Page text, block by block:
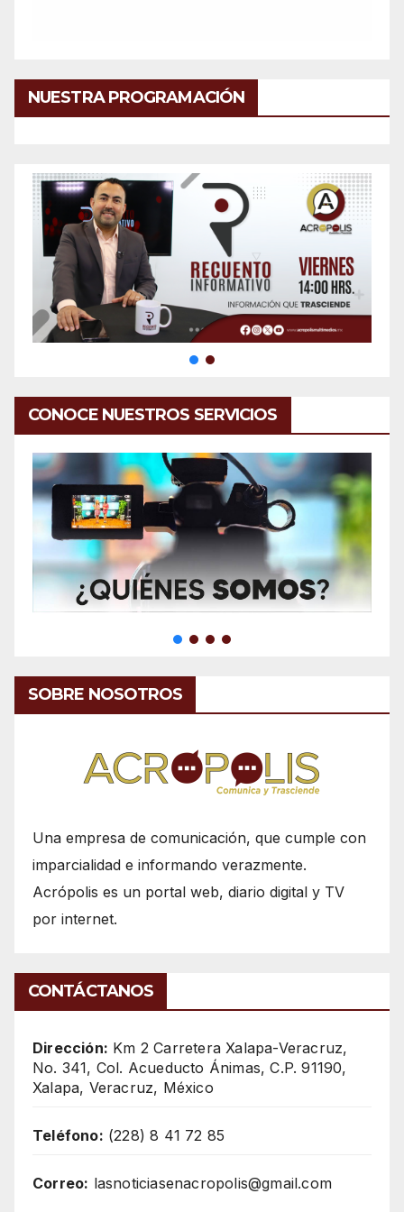
NUESTRA PROGRAMACIÓN
CONOCE NUESTROS SERVICIOS
SOBRE NOSOTROS
Una empresa de comunicación, que cumple con
imparcialidad e informando verazmente.
Acrópolis es un portal web, diario digital y TV
por internet.
CONTÁCTANOS
Dirección: Km 2 Carretera Xalapa-Veracruz,
No. 341, Col. Acueducto Ánimas, C.P. 91190,
Xalapa, Veracruz, México
Teléfono: (228) 8 41 72 85
Correo: lasnoticiasenacropolis@gmail.com